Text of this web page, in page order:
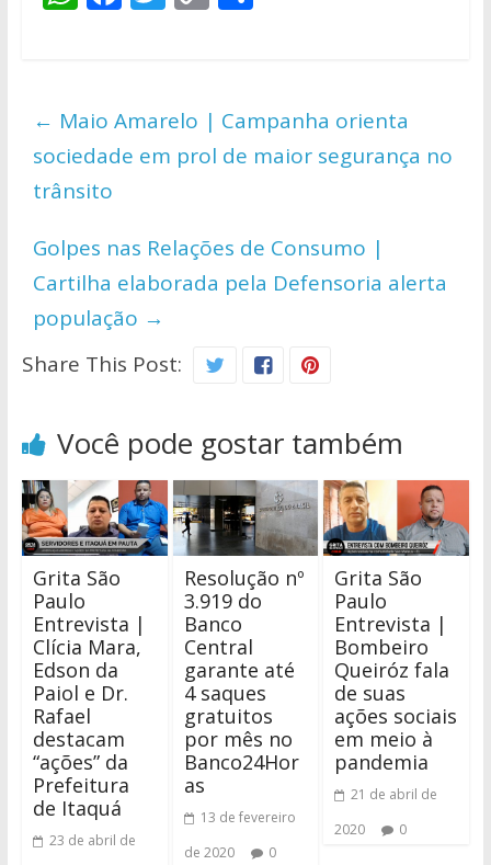
A
p
p
o
o
Li
n
← Maio Amarelo | Campanha orienta
sociedade em prol de maior segurança no
trânsito
Golpes nas Relações de Consumo |
Cartilha elaborada pela Defensoria alerta
população →
Share This Post:
Você pode gostar também
Grita São
Paulo
Entrevista |
Clícia Mara,
Edson da
Paiol e Dr.
Rafael
destacam
“ações” da
Prefeitura
de Itaquá
23 de abril de
Resolução nº
3.919 do
Banco
Central
garante até
4 saques
gratuitos
por mês no
Banco24Hor
as
13 de fevereiro
de 2020
0
Grita São
Paulo
Entrevista |
Bombeiro
Queiróz fala
de suas
ações sociais
em meio à
pandemia
21 de abril de
2020
0